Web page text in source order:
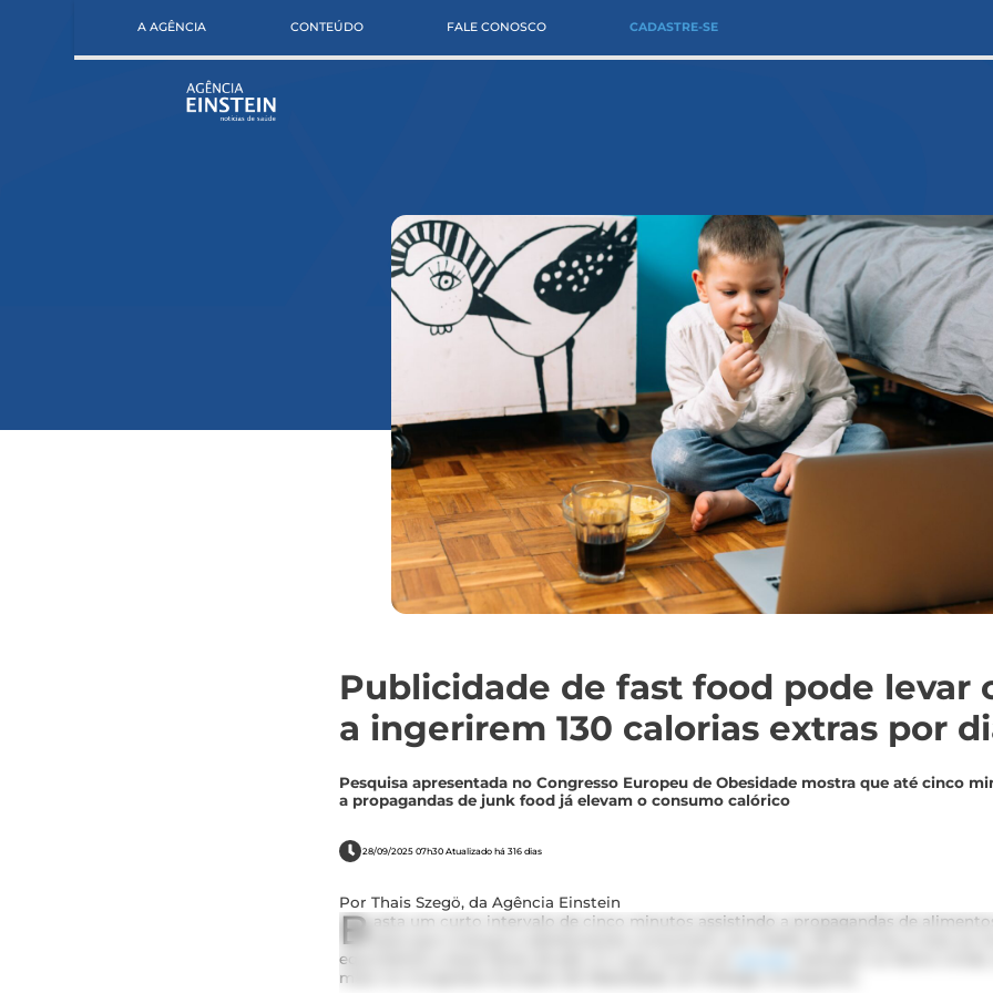
A AGÊNCIA CONTEÚDO FALE CONOSCO CADASTRE-SE
Publicidade de fast food pode levar
a ingerirem 130 calorias extras por
Pesquisa apresentada no Congresso Europeu de Obesidade mostra que até cinco
a propagandas de junk food já elevam o consumo calórico
28/09/2025 07h30 Atualizado há 316 dias
Por Thais Szegö, da Agência Einstein
B asta um curto intervalo de cinco minutos assistindo a propagandas de
equivalente a duas fatias de pão. É o que revela um
maio no Congresso Europeu de Obesidade, em Málaga, na Espanha.